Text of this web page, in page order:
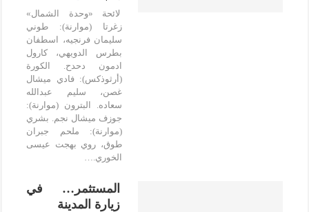
لائحة «وحدة الشمال»
زغرتا (موارنة): طوني
سليمان فرنجيه، اسطفان
بطرس الدويهي، كارول
ادمون دحدح. الكورة
(أرثوذكس): فادي ميشال
غصن، سليم عبدالله
سعاده. البترون (موارنة):
جوزف ميشال نجم. بشري
(موارنة): ملحم جبران
طوق، روي بهجت عيسى
الخوري.…
المستثمر… في
زيارة المدينة